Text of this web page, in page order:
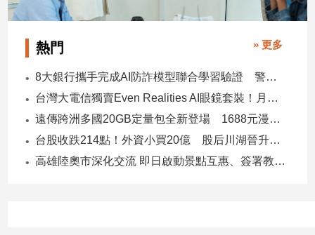
創
／
推
科
遊
戲
熱門 » 更多
8大銀行攜手完成AI防詐模型聯合學習驗證 警示帳戶準確度提升2倍
台灣大電信獨賣Even Realities AI眼鏡套裝！月付1399元 專案價3990
遠傳跨洲多國20GB定量包全新登場 1688元漫遊逾百國家！
台股收跌214點！外資小買20億 股后川湖晉升萬金股
高雄陸奧市深化交流 即日啟動景點互惠、簽署教育合作MOU